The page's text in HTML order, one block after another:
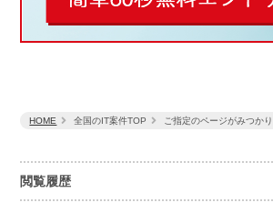
閲覧履歴
HOME 全国のIT案件TOP ご指定のページがみつかり